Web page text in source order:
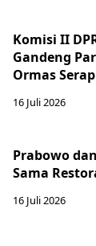
Komisi II
Gandeng
Ormas
16 Juli 2026
Prabowo
Sama
16 Juli 2026